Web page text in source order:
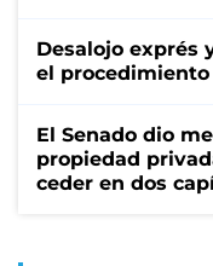
Desalojo exprés
el procedimiento
El Senado dio
propiedad
ceder en dos